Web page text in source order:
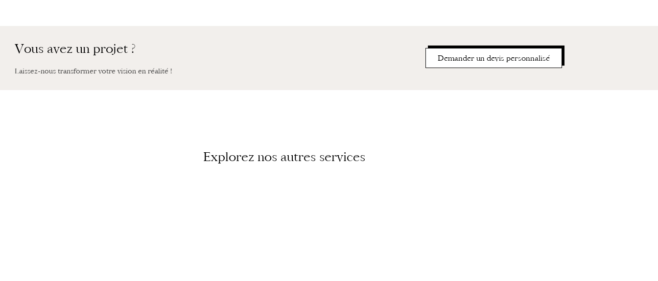
Vous avez un projet ?
Laissez-nous transformer votre vision en réalité !
Demander un devis personnalisé
Explorez nos autres services